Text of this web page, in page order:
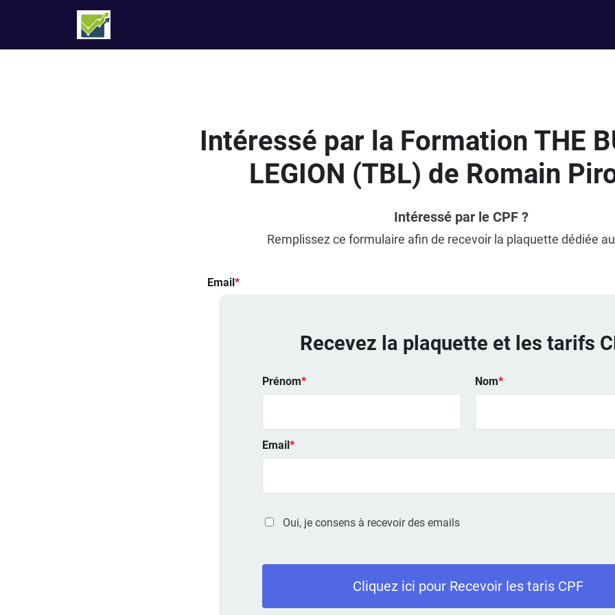
Intéressé par la Formation THE
LEGION (TBL) de Romain
Intéressé par le CPF ?
Remplissez ce formulaire afin de recevoir la plaquette dédiée
Email *
Recevez la plaquette et les tarifs
Prénom* Nom*
Email *
Oui, je consens à recevoir des emails
Cliquez ici pour Recevoir les taris CPF